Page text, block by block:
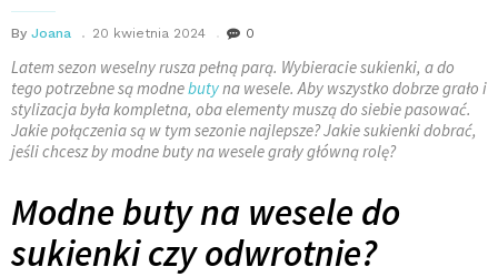
By Joana 20 kwietnia 2024 0
Latem sezon weselny rusza pełną parą. Wybieracie sukienki, a do
tego potrzebne są modnebutyna wesele. Aby wszystko dobrze grało i
stylizacja była kompletna, oba elementy muszą do siebie pasować.
Jakie połączenia są w tym sezonie najlepsze? Jakie sukienki dobrać,
jeśli chcesz by modne buty na wesele grały główną rolę?
Modne buty na wesele do
sukienki czy odwrotnie?